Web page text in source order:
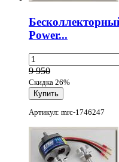
Power...
9 950
Скидка 26%
Артикул: mrc-1746247